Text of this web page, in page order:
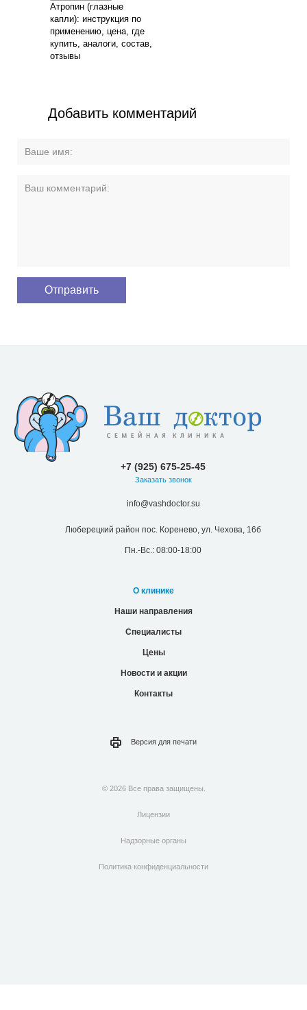
Атропин (глазные
капли): инструкция по
применению, цена, где
купить, аналоги, состав,
отзывы
Добавить комментарий
+7 (925) 675-25-45
Заказать звонок
info@vashdoctor.su
Люберецкий район пос. Коренево, ул. Чехова, 16б
Пн.-Вс.: 08:00-18:00
О клинике
Наши направления
Специалисты
Цены
Новости и акции
Контакты
Версия для печати
© 2026 Все права защищены.
Лицензии
Надзорные органы
Политика конфиденциальности